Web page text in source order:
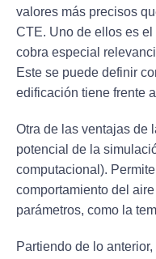
valores más precisos
CTE. Uno de ellos es el
cobra especial
Este se puede definir
edificación tiene frente
Otra de las ventajas de
potencial de la
computacional).
comportamiento del
parámetros, como la
Partiendo de lo